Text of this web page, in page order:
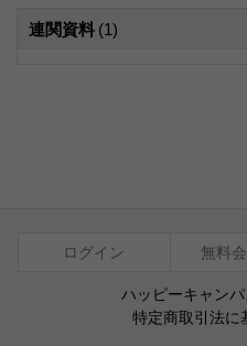
連関資料 (1)
ログイン 無料
ハッピーキャン
特定商取引法に